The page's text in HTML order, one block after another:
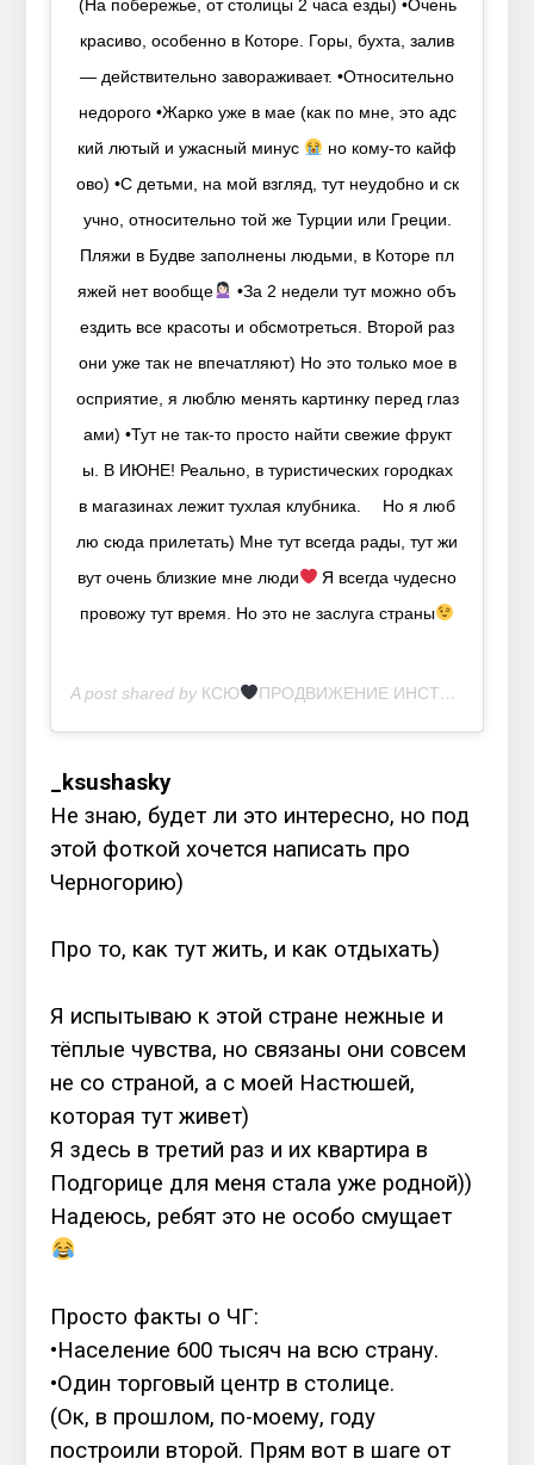
(На побережье, от столицы 2 часа езды) •Очень
красиво, особенно в Которе. Горы, бухта, залив
— действительно завораживает. •Относительно
недорого •Жарко уже в мае (как по мне, это адс
кий лютый и ужасный минус
но кому-то кайф
ово) •С детьми, на мой взгляд, тут неудобно и ск
учно, относительно той же Турции или Греции.
Пляжи в Будве заполнены людьми, в Которе пл
яжей нет вообще
•За 2 недели тут можно объ
ездить все красоты и обсмотреться. Второй раз
они уже так не впечатляют) Но это только мое в
осприятие, я люблю менять картинку перед глаз
ами) •Тут не так-то просто найти свежие фрукт
ы. В ИЮНЕ! Реально, в туристических городках
в магазинах лежит тухлая клубника. ⠀ Но я люб
лю сюда прилетать) Мне тут всегда рады, тут жи
вут очень близкие мне люди
Я всегда чудесно
провожу тут время. Но это не заслуга страны
A post shared by КСЮ ПРОДВИЖЕНИЕ ИНСТАГРАМ
_ksushasky
Не знаю, будет ли это интересно, но под
этой фоткой хочется написать про
Черногорию)
Про то, как тут жить, и как отдыхать)
Я испытываю к этой стране нежные и
тёплые чувства, но связаны они совсем
не со страной, а с моей Настюшей,
которая тут живет)
Я здесь в третий раз и их квартира в
Подгорице для меня стала уже родной))
Надеюсь, ребят это не особо смущает
Просто факты о ЧГ:
•Население 600 тысяч на всю страну.
•Один торговый центр в столице.
(Ок, в прошлом, по-моему, году
построили второй. Прям вот в шаге от